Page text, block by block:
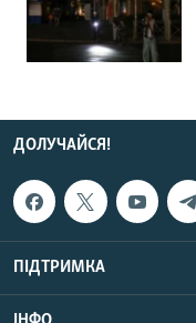
ДОЛУЧАЙСЯ!
ПІДТРИМКА